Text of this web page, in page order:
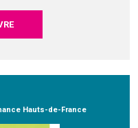
Hauts-de-France